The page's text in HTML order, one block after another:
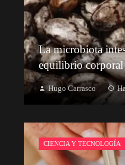
La microbiota
equilibrio corporal
Hugo Carrasco
CIENCIA Y TECNOLOGÍA